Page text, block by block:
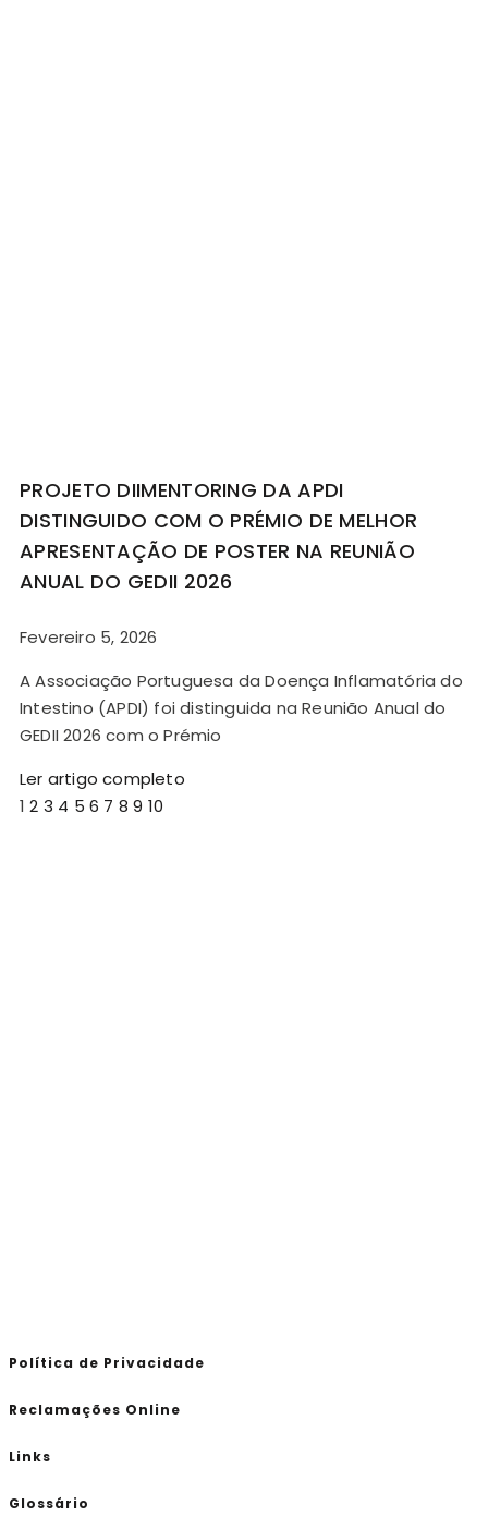
PROJETO DIIMENTORING DA APDI
DISTINGUIDO COM O PRÉMIO DE MELHOR
APRESENTAÇÃO DE POSTER NA REUNIÃO
ANUAL DO GEDII 2026
Fevereiro 5, 2026
A Associação Portuguesa da Doença Inflamatória do
Intestino (APDI) foi distinguida na Reunião Anual do
GEDII 2026 com o Prémio
Ler artigo completo
1 2 3 4 5 6 7 8 9 10
Política de Privacidade
Reclamações Online
Links
Glossário